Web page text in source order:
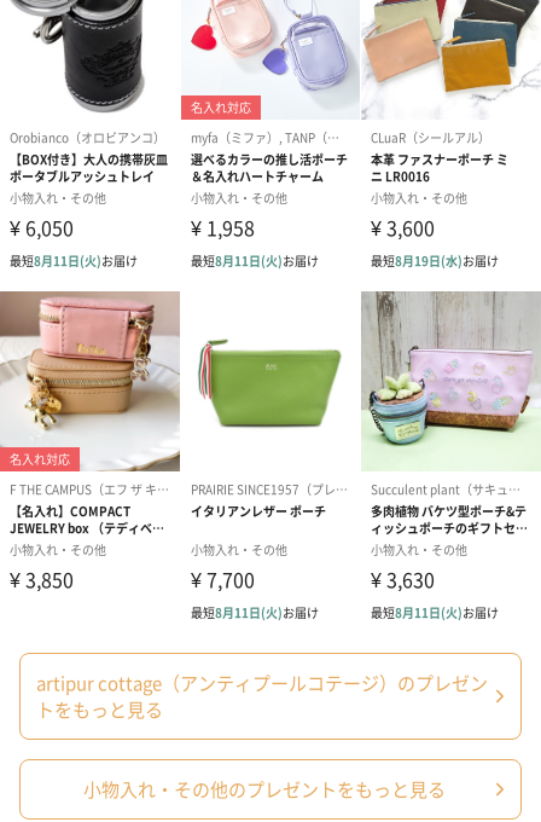
シーズンブーケ（ひま
わり）（1,880円）
ブーケ（ホワイトグリ
ーン）（1,650円）
ブーケ（ピン
（1,650円）
ドライフラワー・プリザーブドフラワー
自然のお花で作ったドライフラワー・プリザーブドフラワーを同
梱します。
一部花材が写真と異なる場合がございます。予めご了承くださ
い。パッケージに入れてお届けします。
ブーケ（ピンク）
（2,580円）
プリザーブドフラワー
ブーケ（ブルー）
（2,580円）
アミュレット
ク）（1,500円
ぬいぐるみ
愛らしいぬいぐるみを同梱してお届けします。
artipur cottage（アンティプールコテージ）のプレゼン
トをもっと見る
小物入れ・その他のプレゼントをもっと見る